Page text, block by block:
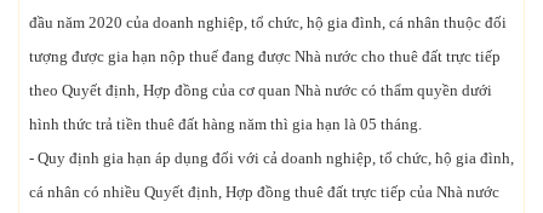
đầu năm 2020 của doanh nghiệp, tổ chức, hộ gia đình, cá nhân thuộc đối
tượng được gia hạn nộp thuế đang được Nhà nước cho thuê đất trực tiếp
theo Quyết định, Hợp đồng của cơ quan Nhà nước có thẩm quyền dưới
hình thức trả tiền thuê đất hàng năm thì gia hạn là 05 tháng.
- Quy định gia hạn áp dụng đối với cả doanh nghiệp, tổ chức, hộ gia đình,
cá nhân có nhiều Quyết định, Hợp đồng thuê đất trực tiếp của Nhà nước